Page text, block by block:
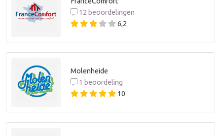
12 beoordelingen
6,2
Molenheide
1 beoordeling
10